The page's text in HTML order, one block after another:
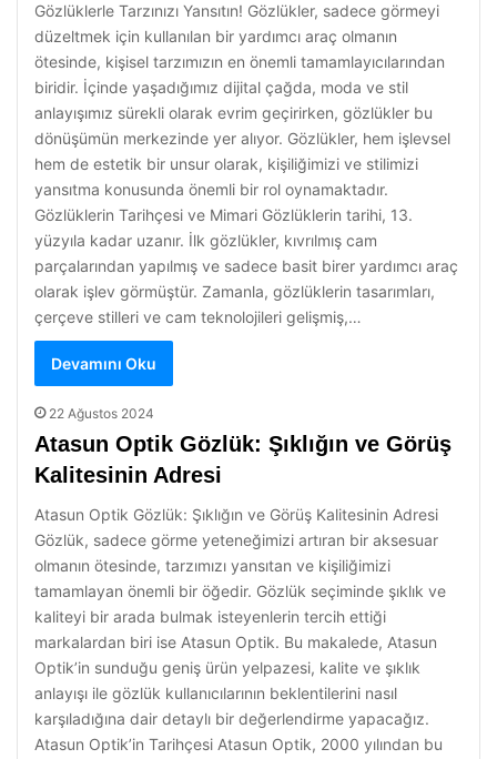
Gözlüklerle Tarzınızı Yansıtın! Gözlükler, sadece görmeyi
düzeltmek için kullanılan bir yardımcı araç olmanın
ötesinde, kişisel tarzımızın en önemli tamamlayıcılarından
biridir. İçinde yaşadığımız dijital çağda, moda ve stil
anlayışımız sürekli olarak evrim geçirirken, gözlükler bu
dönüşümün merkezinde yer alıyor. Gözlükler, hem işlevsel
hem de estetik bir unsur olarak, kişiliğimizi ve stilimizi
yansıtma konusunda önemli bir rol oynamaktadır.
Gözlüklerin Tarihçesi ve Mimari Gözlüklerin tarihi, 13.
yüzyıla kadar uzanır. İlk gözlükler, kıvrılmış cam
parçalarından yapılmış ve sadece basit birer yardımcı araç
olarak işlev görmüştür. Zamanla, gözlüklerin tasarımları,
çerçeve stilleri ve cam teknolojileri gelişmiş,…
Devamını Oku
22 Ağustos 2024
Atasun Optik Gözlük: Şıklığın ve Görüş
Kalitesinin Adresi
Atasun Optik Gözlük: Şıklığın ve Görüş Kalitesinin Adresi
Gözlük, sadece görme yeteneğimizi artıran bir aksesuar
olmanın ötesinde, tarzımızı yansıtan ve kişiliğimizi
tamamlayan önemli bir öğedir. Gözlük seçiminde şıklık ve
kaliteyi bir arada bulmak isteyenlerin tercih ettiği
markalardan biri ise Atasun Optik. Bu makalede, Atasun
Optik’in sunduğu geniş ürün yelpazesi, kalite ve şıklık
anlayışı ile gözlük kullanıcılarının beklentilerini nasıl
karşıladığına dair detaylı bir değerlendirme yapacağız.
Atasun Optik’in Tarihçesi Atasun Optik, 2000 yılından bu